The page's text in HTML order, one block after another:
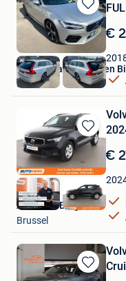
Bewaren
in
Mijn
Favorieten
€
Garage Vanderheyden
Schoten
Bewaren
in
Mijn
Favorieten
€
Autohero België
Brussel
Bewaren